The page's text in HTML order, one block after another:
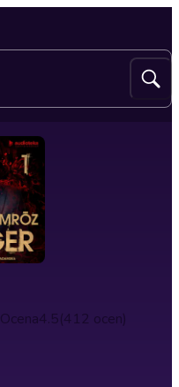
Ocena4.5(412 ocen)